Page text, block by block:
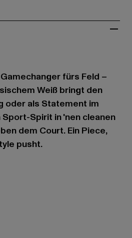
fürs Feld –
Weiß bringt den
oder als Statement im
Spirit in 'nen cleanen
dem Court. Ein Piece,
pusht.